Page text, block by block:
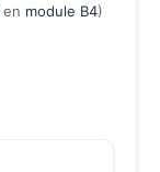
en module B4)